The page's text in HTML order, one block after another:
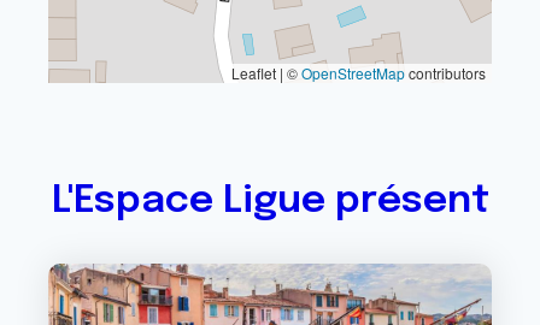
Leaflet | ©OpenStreetMapcontributors
L'Espace Ligue présent
Image